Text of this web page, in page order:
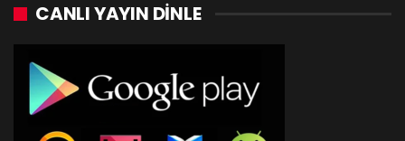
CANLI YAYIN DINLE